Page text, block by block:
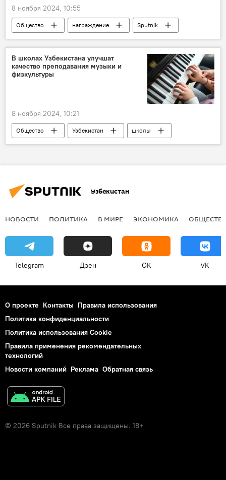
8 ноября 2024, 10:55
Общество награждение
Sputnik
Узбекистан
генеральный секретарь
СНГ
Сергей Лебедев Москва
В школах Узбекистана улучшат
качество преподавания музыки и
физкультуры
8 ноября 2024, 10:21
Общество Узбекистан
школы
музыка
физкультура
Узбекистан
НОВОСТИ ПОЛИТИКА В МИРЕ ЭКОНОМИКА
Telegram Дзен OK VK
О проекте Контакты Правила использования
Политика конфиденциальности
Политика использования Cookie
Правила применения рекомендательных
технологий
Новости компаний Реклама Обратная связь
© 2026 Sputnik Все права защищены. 18+